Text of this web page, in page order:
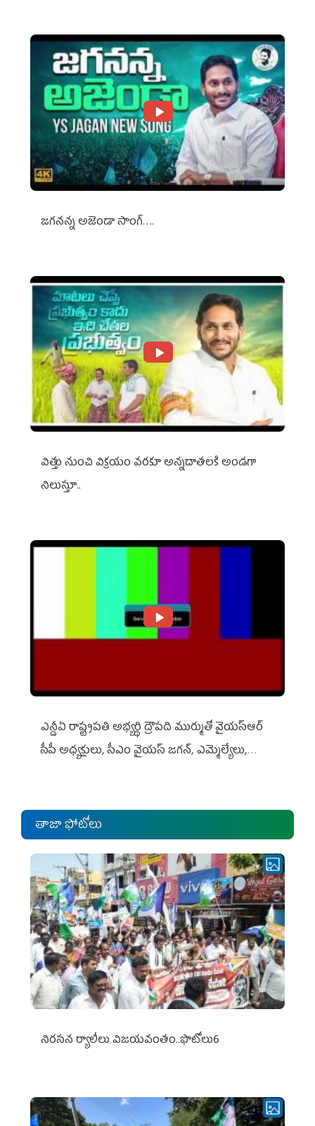
జగనన్న అజెండా సాంగ్….
విత్తు నుంచి విక్రయం వరకూ అన్నదాతలకి అండగా
నిలుస్తూ..
ఎన్డీఏ రాష్ట్ర‌ప‌తి అభ్య‌ర్థి ద్రౌప‌ది ముర్ముతో వైయ‌స్ఆర్
సీపీ అధ్య‌క్షులు, సీఎం వైయ‌స్ జ‌గ‌న్, ఎమ్మెల్యేలు,
తాజా ఫోటోలు
నిర‌స‌న ర్యాలీలు విజ‌య‌వంతం..ఫొటోలు6